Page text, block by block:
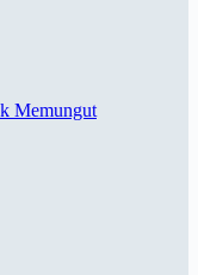
Memungut